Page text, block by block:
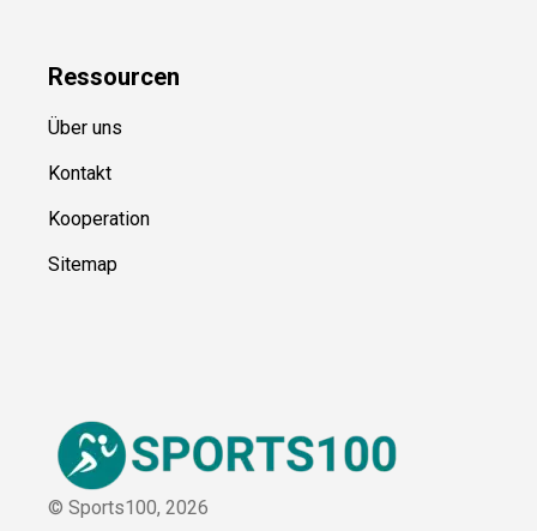
Ressource
Über uns
Kontakt
Kooperation